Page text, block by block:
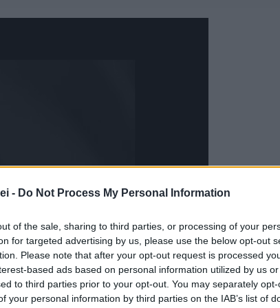
- Do Not Process My Personal Information
of the sale, sharing to third parties, or processing of your
for targeted advertising by us, please use the below opt-out
Please note that after your opt-out request is processed
based ads based on personal information utilized by us
to third parties prior to your opt-out. You may separately
your personal information by third parties on the IAB’s list of
căderea Guvernului